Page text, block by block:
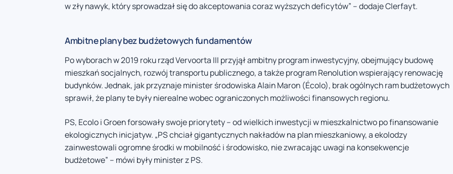
w zły nawyk, który sprowadzał się do akceptowania coraz wyższych deficytów” – dodaje Clerfayt.
Ambitne plany bez budżetowych fundamentów
Po wyborach w 2019 roku rząd Vervoorta III przyjął ambitny program inwestycyjny, obejmujący budowę
mieszkań socjalnych, rozwój transportu publicznego, a także program Renolution wspierający renowację
budynków. Jednak, jak przyznaje minister środowiska Alain Maron (Écolo), brak ogólnych ram budżetowych
sprawił, że plany te były nierealne wobec ograniczonych możliwości finansowych regionu.
PS, Ecolo i Groen forsowały swoje priorytety – od wielkich inwestycji w mieszkalnictwo po finansowanie
ekologicznych inicjatyw. „PS chciał gigantycznych nakładów na plan mieszkaniowy, a ekolodzy
zainwestowali ogromne środki w mobilność i środowisko, nie zwracając uwagi na konsekwencje
budżetowe” – mówi były minister z PS.